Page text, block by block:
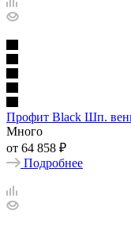
Профит Black Шп.
Много
от 64 858 ₽
Подробнее